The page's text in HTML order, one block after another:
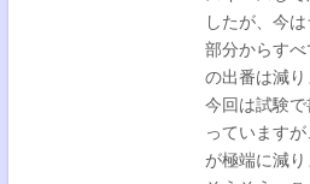
したが、今
部分からす
の出番は減り
今回は試験
っています
が極端に減り